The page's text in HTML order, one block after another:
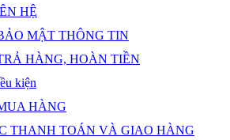
HỆ
MẬT THÔNG TIN
HÀNG, HOÀN TIỀN
kiện
HÀNG
THANH TOÁN VÀ GIAO HÀNG